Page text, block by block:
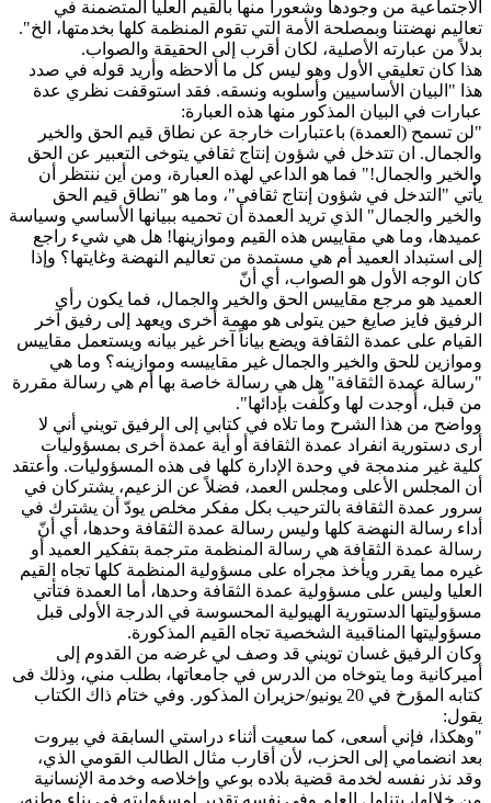
الاجتماعية من وجودها وشعوراً منها بالقيم العليا المتضمنة في
تعاليم نهضتنا وبمصلحة الأمة التي تقوم المنظمة كلها بخدمتها، الخ".
بدلاً من عبارته الأصلية، لكان أقرب إلى الحقيقة والصواب.
هذا كان تعليقي الأول وهو ليس كل ما ألاحظه وأريد قوله في صدد
هذا "البيان الأساسيين وأسلوبه ونسقه. فقد استوقفت نظري عدة
عبارات في ‏‏البيان المذكور منها هذه العبارة:
"لن تسمح (العمدة) باعتبارات خارجة عن نطاق قيم الحق والخير
والجمال. ان تتدخل في شؤون إنتاج ثقافي يتوخى التعبير عن الحق
والخير والجمال!" فما هو الداعي لهذه العبارة، ومن أين ننتظر أن
يأتي "التدخل في شؤون إنتاج ثقافي"، وما هو "نطاق قيم الحق
والخير والجمال" الذي تريد العمدة أن تحميه ببيانها الأساسي وسياسة
عميدها، وما هي مقاييس هذه القيم وموازينها! هل هي شيء راجع
إلى استبداد العميد أم هي مستمدة من تعاليم النهضة وغايتها؟ وإذا
كان الوجه الأول هو الصواب، أي أنّ
العميد هو مرجع مقاييس الحق والخير والجمال، فما يكون رأي
الرفيق فايز صايغ حين يتولى هو مهمة أخرى ويعهد إلى رفيق آخر
القيام على عمدة الثقافة ويضع بياناً آخر غير بيانه ويستعمل مقاييس
وموازين للحق والخير والجمال غير مقاييسه وموازينه؟ وما هي
"رسالة عمدة الثقافة" هل هي رسالة خاصة بها أم هي رسالة مقررة
من قبل، أُوجدت لها وكلّفت بإدائها".
وواضح من هذا الشرح وما تلاه في كتابي إلى الرفيق تويني أني لا
أرى دستورية انفراد عمدة الثقافة أو أية عمدة أخرى بمسؤوليات
كلية غير مندمجة في وحدة الإدارة كلها فى هذه المسؤوليات. وأعتقد
أن المجلس الأعلى ومجلس العمد، فضلاً عن الزعيم، يشتركان في
سرور عمدة الثقافة بالترحيب بكل مفكر مخلص يودّ أن يشترك في
أداء رسالة النهضة كلها وليس رسالة عمدة الثقافة وحدها، أي أنّ
رسالة عمدة الثقافة هي رسالة المنظمة مترجمة بتفكير العميد أو
غيره مما يقرر ويأخذ مجراه على مسؤولية المنظمة كلها تجاه القيم
العليا وليس على مسؤولية عمدة الثقافة وحدها، أما العمدة فتأتي
مسؤوليتها الدستورية الهيولية المحسوسة في الدرجة الأولى قبل
مسؤوليتها المناقبية الشخصية تجاه القيم المذكورة.
وكان الرفيق غسان تويني قد وصف لي غرضه من القدوم إلى
أميركانية وما يتوخاه من الدرس في جامعاتها، بطلب مني، وذلك فى
كتابه المؤرخ في 20 يونيو/حزيران المذكور. وفي ختام ذاك الكتاب
يقول:
"وهكذا، فإني أسعى، كما سعيت أثناء دراستي السابقة في بيروت
بعد انضمامي إلى الحزب، لأن أقارب مثال الطالب القومي الذي،
وقد نذر نفسه لخدمة قضية بلاده بوعي وإخلاصه وخدمة الإنسانية
من خلالها، يتناول العلم وفي نفسه تقدير لمسؤوليته في بناء وطنه،